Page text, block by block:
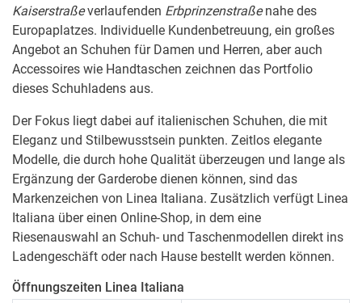
Kaiserstraßeverlaufenden Erbprinzenstraßenahe des
Europaplatzes. Individuelle Kundenbetreuung, ein großes
Angebot an Schuhen für Damen und Herren, aber auch
Accessoires wie Handtaschen zeichnen das Portfolio
dieses Schuhladens aus.
Der Fokus liegt dabei auf italienischen Schuhen, die mit
Eleganz und Stilbewusstsein punkten. Zeitlos elegante
Modelle, die durch hohe Qualität überzeugen und lange als
Ergänzung der Garderobe dienen können, sind das
Markenzeichen von Linea Italiana. Zusätzlich verfügt Linea
Italiana über einen Online-Shop, in dem eine
Riesenauswahl an Schuh- und Taschenmodellen direkt ins
Ladengeschäft oder nach Hause bestellt werden können.
Öffnungszeiten Linea Italiana